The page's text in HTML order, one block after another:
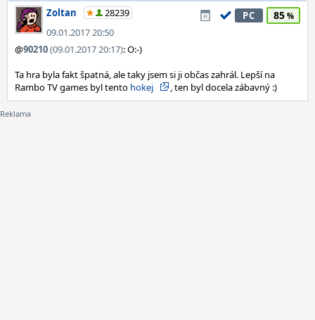
Zoltan
28239
09.01.2017 20:50
PC 85
@90210(09.01.2017 20:17): O:-)
Ta hra byla fakt špatná, ale taky jsem si ji občas zahrál. Lepší na
Rambo TV games byl tento hokej , ten byl docela zábavný :)